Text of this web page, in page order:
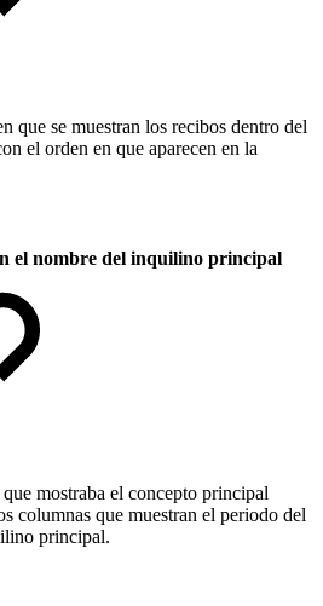
que se muestran los recibos dentro del
el orden en que aparecen en la
el nombre del inquilino principal
mostraba el concepto principal
columnas que muestran el periodo del
principal.